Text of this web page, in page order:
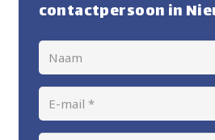
contactpersoon in